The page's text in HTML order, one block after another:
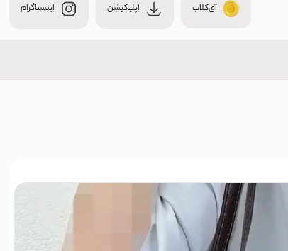
آی‌کلاب اپلیکیشن اینستاگرام